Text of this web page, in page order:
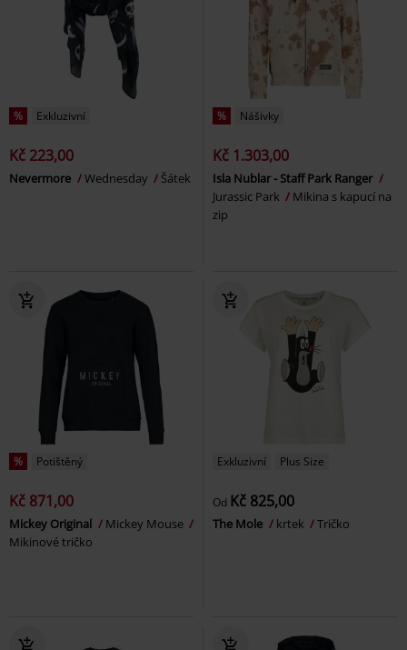
% Exkluzivní
Kč 223,00
Nevermore Wednesday Šátek
% Nášivky
Kč 1.303,00
Isla Nublar - Staff Park Ranger
Jurassic Park
Mikina s kapucí na
zip
% Potištěný
Kč 871,00
Mickey Original
Mickey Mouse
Mikinové tričko
Exkluzivní Plus Size
Od Kč 825,00
The Mole krtek Tričko